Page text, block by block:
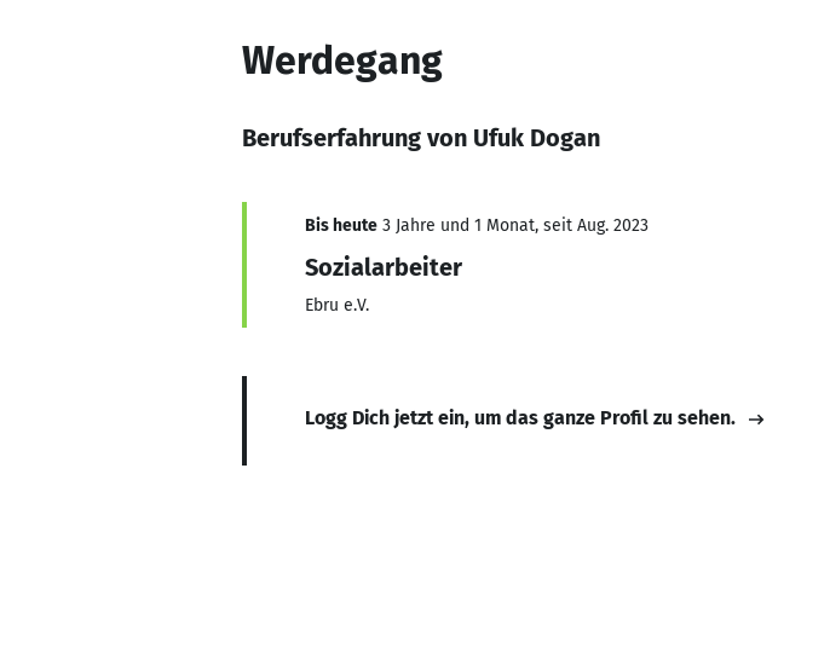
Werdegang
Berufserfahrung von Ufuk Dogan
Bis heute 3 Jahre und 1 Monat, seit Aug. 2023
Sozialarbeiter
Ebru e.V.
Logg Dich jetzt ein, um das ganze Profil zu sehen.